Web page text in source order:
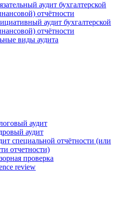
аудит бухгалтерской
отчётности
аудит бухгалтерской
отчётности
виды аудита
аудит
аудит
специальной отчётности (или
отчетности)
проверка
review